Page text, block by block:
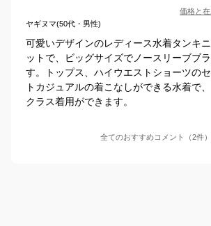
価格と
ヤギヌマ(50代・男性)
可愛いデザインのレディース水着タンキ
ットで、ビッグサイズでノースリーブブ
す。トップス、ハイウエストショーツの
トカジュアルの着こなしができる水着で
クラス着用ができます。
全てのおすすめコメント（2件）